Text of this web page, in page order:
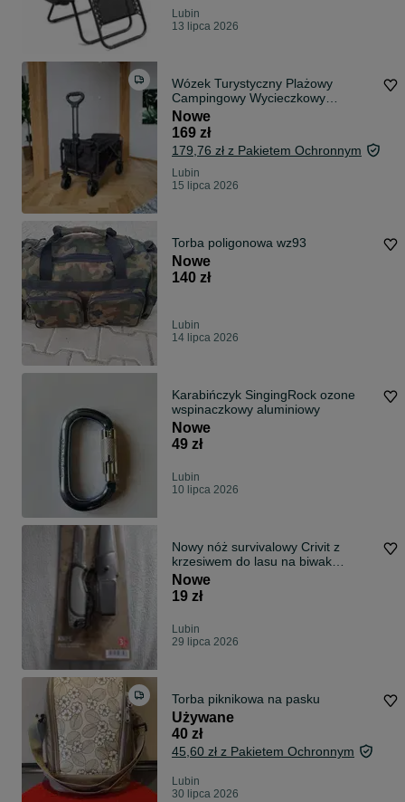
Lubin
13 lipca 2026
Wózek Turystyczny Plażowy
Campingowy Wycieczkowy
Składany Ogrodowy Transportowy
Duży XL Mocny
Nowe
169 zł
179,76 zł z Pakietem Ochronnym
Lubin
15 lipca 2026
Torba poligonowa wz93
Nowe
140 zł
Lubin
14 lipca 2026
Karabińczyk SingingRock ozone
wspinaczkowy aluminiowy
Nowe
49 zł
Lubin
10 lipca 2026
Nowy nóż survivalowy Crivit z
krzesiwem do lasu na biwak
ognisko z etui.
Nowe
19 zł
Lubin
29 lipca 2026
Torba piknikowa na pasku
Używane
40 zł
45,60 zł z Pakietem Ochronnym
Lubin
30 lipca 2026